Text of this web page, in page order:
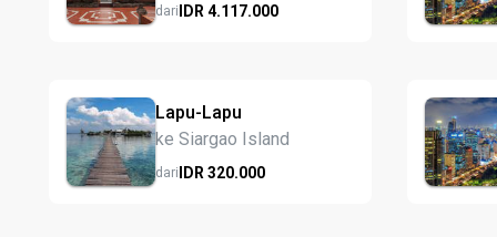
dariIDR 4.117.000
Lapu-Lapu
ke Siargao Island
dariIDR 320.000